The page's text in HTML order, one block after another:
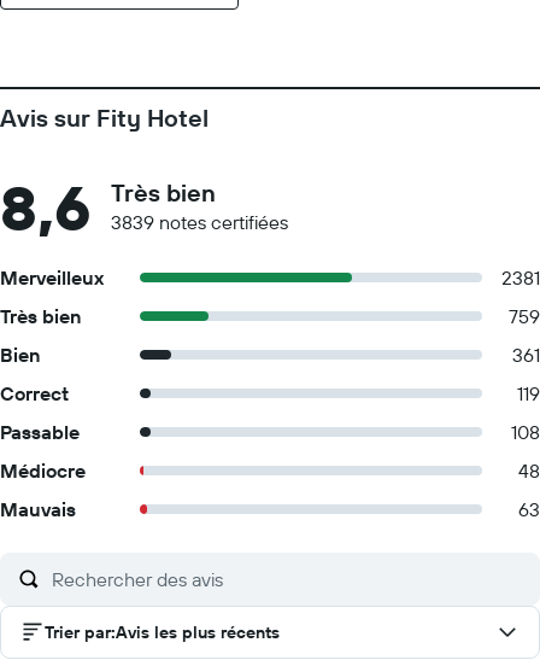
Avis sur Fity Hotel
8,6 Très bien
3839 notes certifiées
Merveilleux
2381
Très bien
759
Bien
361
Correct
119
Passable
108
Médiocre
48
Mauvais
63
Trier par:Avis les plus récents